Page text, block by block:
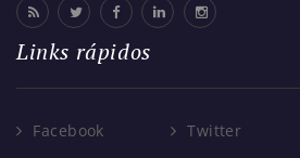
Links rápidos
Facebook
Twitter